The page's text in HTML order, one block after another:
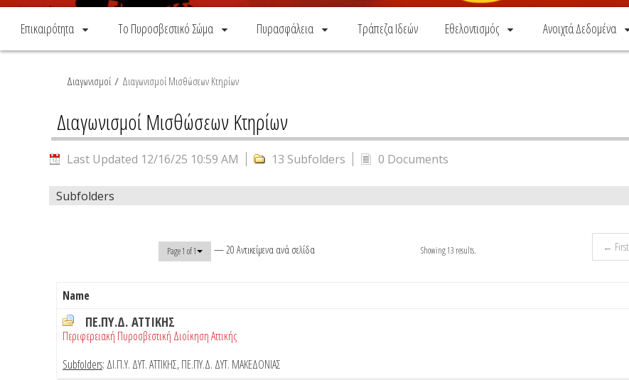
Επικαιρότητα Το Πυροσβεστικό Σώμα Πυρασφάλεια Τράπεζα Ιδεών Εθελοντισμός Ανοιχτά Δεδομένα
Διαγωνισμοί / Διαγωνισμοί Μισθώσεων Κτηρίων
Διαγωνισμοί Μισθώσεων Κτηρίων
Last Updated 12/16/25 10:59 AM 13 Subfolders 0 Documents
Subfolders
Page 1 of 1 — 20 Αντικείμενα ανά σελίδα Showing 13 results. ← First
Name
ΠΕ.ΠΥ.Δ. ΑΤΤΙΚΗΣ
Περιφερειακή Πυροσβεστική Διοίκηση Αττικής
Subfolders: ΔΙ.Π.Υ. ΔΥΤ. ΑΤΤΙΚΗΣ,ΠΕ.ΠΥ.Δ. ΔΥΤ. ΜΑΚΕΔΟΝΙΑΣ